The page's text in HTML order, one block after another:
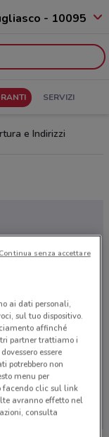
- 10095
SERVIZI
e Indirizzi
pubblicato
più tardi.
ai dati personali,
sul tuo dispositivo.
affinché
partner trattiamo i
essere
potrebbero non
menu per
facendo clic sul link
avranno effetto nel
consulta
Continua senza accettare